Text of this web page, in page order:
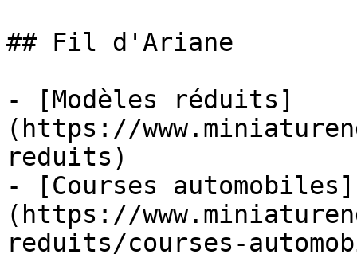
## Fil d'Ariane
- [Modèles réduits]
(https://
reduits)
- [Courses automobiles]
(https://
reduits/courses-